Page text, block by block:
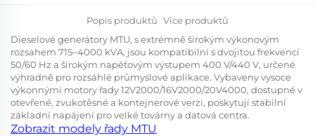
Popis produktů Více produktů
Dieselové generátory MTU, s extrémně širokým výkonovým
rozsahem 715–4000 kVA, jsou kompatibilní s dvojitou frekvencí
50/60 Hz a širokým napěťovým výstupem 400 V/440 V, určené
výhradně pro rozsáhlé průmyslové aplikace. Vybaveny vysoce
výkonnými motory řady 12V2000/16V2000/20V4000, dostupné v
otevřené, zvukotěsné a kontejnerové verzi, poskytují stabilní
základní napájení pro velké továrny a datová centra.
Zobrazit modely řady MTU